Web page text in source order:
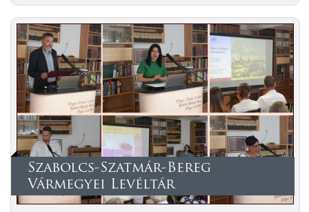
Szabolcs-Szatmár-Bereg
Vármegyei Levéltár